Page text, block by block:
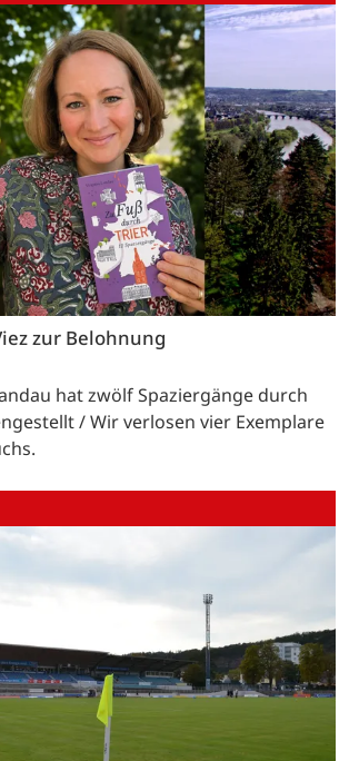
zur Belohnung
hat zwölf Spaziergänge durch
/ Wir verlosen vier Exemplare